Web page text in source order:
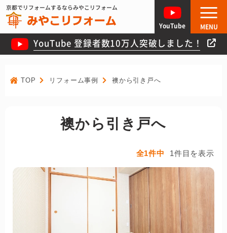
京都でリフォームするならみやこリフォーム
YouTube 登録者数10万人突破しました！
YouTube MENU
TOP リフォーム事例 襖から引き戸へ
襖から引き戸へ
全1件中 1件目を表示